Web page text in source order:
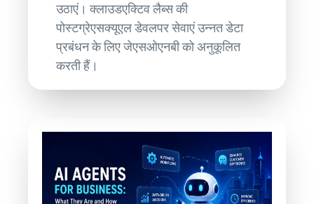
उठाएं। क्लाउडएक्टिव लैब्स की
पोस्टग्रेएसक्यूएल डेवलपर सेवाएं उन्नत डेटा
प्रबंधन के लिए जेएसओएनबी को अनुकूलित
करती हैं।